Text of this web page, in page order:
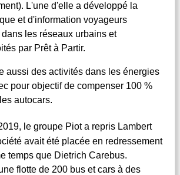
L'une d'elle a développé la
et d'information voyageurs
les réseaux urbains et
par Prêt à Partir.
aussi des activités dans les énergies
pour objectif de compenser 100 %
autocars.
le groupe Piot a repris Lambert
avait été placée en redressement
temps que Dietrich Carebus.
flotte de 200 bus et cars à des